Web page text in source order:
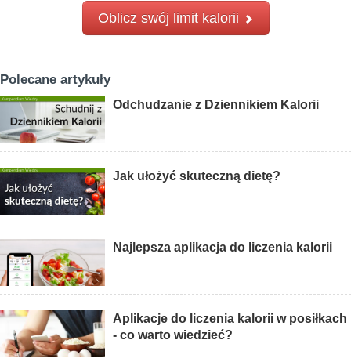
Oblicz swój limit kalorii
Polecane artykuły
Odchudzanie z Dziennikiem Kalorii
Jak ułożyć skuteczną dietę?
Najlepsza aplikacja do liczenia kalorii
Aplikacje do liczenia kalorii w posiłkach
- co warto wiedzieć?